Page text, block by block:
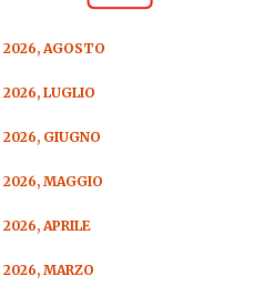
2026, AGOSTO
2026, LUGLIO
2026, GIUGNO
2026, MAGGIO
2026, APRILE
2026, MARZO